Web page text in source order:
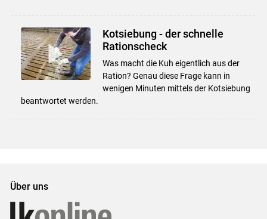
Kotsiebung - der schnelle
Rationscheck
Was macht die Kuh eigentlich aus der
Ration? Genau diese Frage kann in
wenigen Minuten mittels der Kotsiebung
beantwortet werden.
Über uns